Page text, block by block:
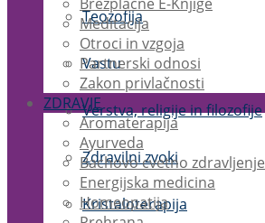
Teozofija
Vastu
Verstva, religije in filozofije
Zdravilni zvoki
Kristaloterapija
Meditacija
Otroci in vzgoja
Partnerski odnosi
Zakon privlačnosti
ZDRAVJE
Aromaterapija
Ayurveda
Bachovo cvetno zdravljenje
Energijska medicina
Homeopatija